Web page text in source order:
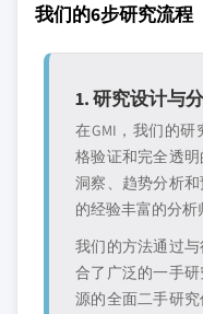
我们的6步研究流程
1. 研究设计与
在GMI，我们的
格验证和完全透
洞察、趋势分析
的经验丰富的分析
我们的方法通过
合了广泛的一手
源的全面二手研